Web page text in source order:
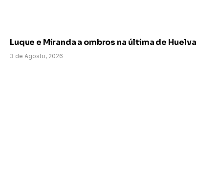
Luque e Miranda a ombros na última de Huelva
3 de Agosto, 2026